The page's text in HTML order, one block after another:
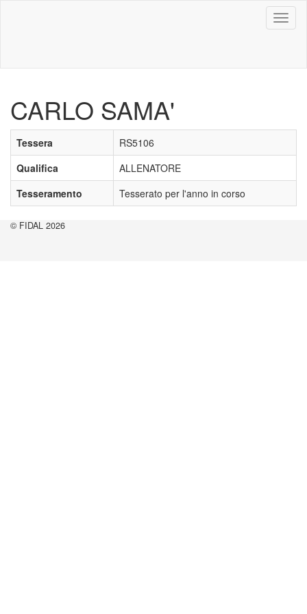
CARLO SAMA'
Tessera
RS5106
Qualifica
ALLENATORE
Tesseramento
Tesserato per l'anno in corso
© FIDAL 2026